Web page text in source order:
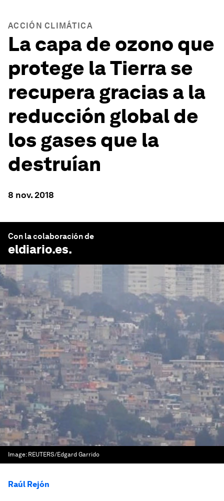
ACCIÓN CLIMÁTICA
La capa de ozono que
protege la Tierra se
recupera gracias a la
reducción global de
los gases que la
destruían
8 nov. 2018
Con la colaboración de
eldiario.es.
Image: REUTERS/Edgard Garrido
Raúl Rejón